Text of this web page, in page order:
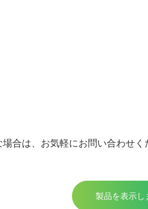
合は、お気軽にお問い合わせく
製品を表示し